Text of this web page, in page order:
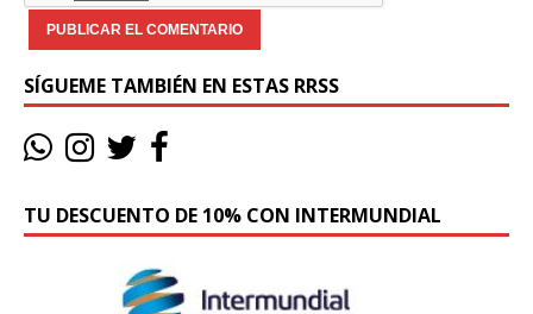
SÍGUEME TAMBIÉN EN ESTAS RRSS
TU DESCUENTO DE 10% CON INTERMUNDIAL